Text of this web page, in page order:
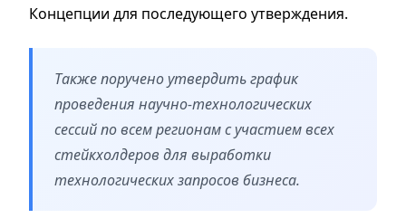
Концепции для последующего утверждения.
Также поручено утвердить график
проведения научно-технологических
сессий по всем регионам с участием всех
стейкхолдеров для выработки
технологических запросов бизнеса.